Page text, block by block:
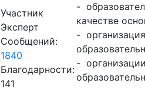
Участник
Эксперт
Сообщений:
1840
Благодарности:
141
-
качестве
-
-